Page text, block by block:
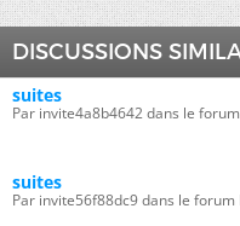
DISCUSSIONS
suites
Par invite4a8b4642 dans le
suites
Par invite56f88dc9 dans le